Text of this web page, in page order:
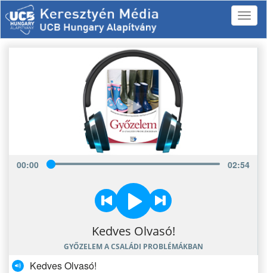
00:00 02:54
Kedves Olvasó!
GYŐZELEM A CSALÁDI PROBLÉMÁKBAN
Kedves Olvasó!